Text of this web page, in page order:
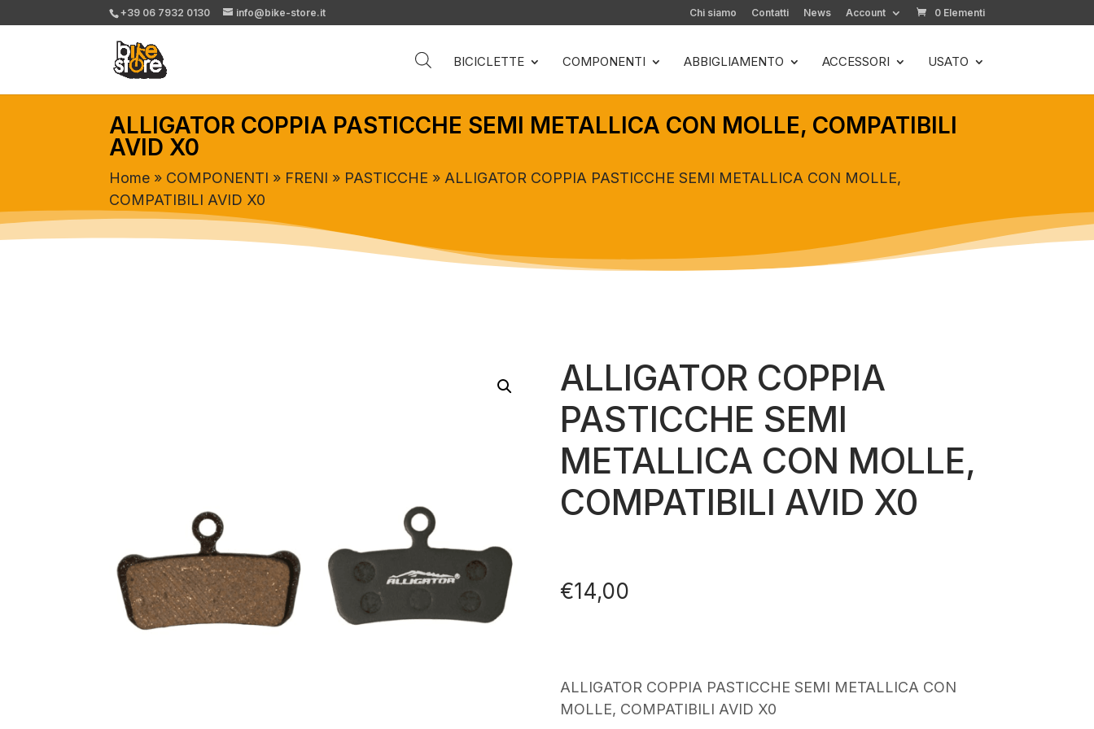
+39 06 7932 0130 info@bike-store.it Chi siamo Contatti News Account 0 Elementi
BICICLETTE COMPONENTI ABBIGLIAMENTO ACCESSORI USATO
ALLIGATOR COPPIA PASTICCHE SEMI METALLICA CON MOLLE, COMPATIBILI
AVID X0
Home » COMPONENTI » FRENI » PASTICCHE » ALLIGATOR COPPIA PASTICCHE SEMI METALLICA CON MOLLE,
COMPATIBILI AVID X0
ALLIGATOR COPPIA
PASTICCHE SEMI
METALLICA CON MOLLE,
COMPATIBILI AVID X0
€14,00
ALLIGATOR COPPIA PASTICCHE SEMI METALLICA CON
MOLLE, COMPATIBILI AVID X0